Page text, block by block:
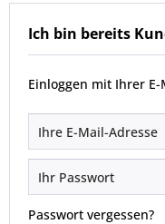
Ich bin bereits
Einloggen mit Ihrer
Passwort vergessen?